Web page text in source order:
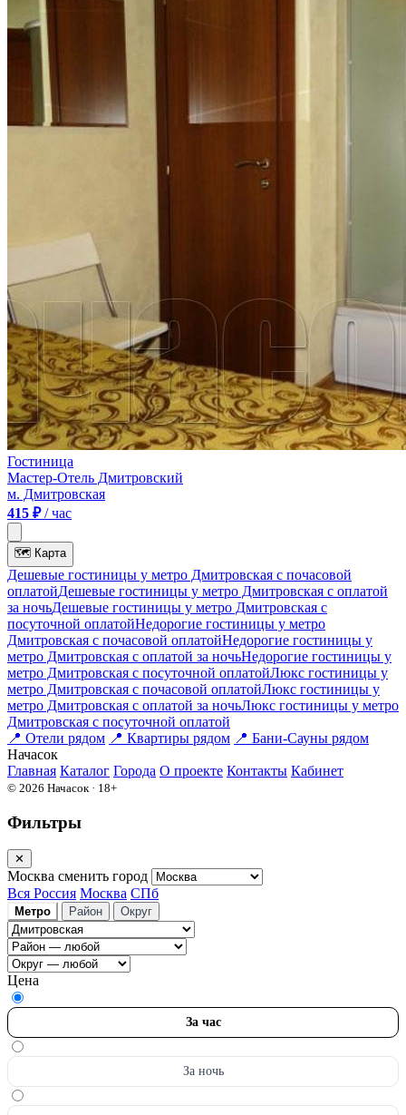
Гостиница
Мастер-Отель Дмитровский
м. Дмитровская
415 ₽/ час
🗺 Карта
Дешевые гостиницы у метро Дмитровская c почасовой
оплатойДешевые гостиницы у метро Дмитровская с оплатой
за ночьДешевые гостиницы у метро Дмитровская c
посуточной оплатойНедорогие гостиницы у метро
Дмитровская c почасовой оплатойНедорогие гостиницы у
метро Дмитровская с оплатой за ночьНедорогие гостиницы у
метро Дмитровская c посуточной оплатойЛюкс гостиницы у
метро Дмитровская c почасовой оплатойЛюкс гостиницы у
метро Дмитровская с оплатой за ночьЛюкс гостиницы у метро
Дмитровская c посуточной оплатой
📍 Отели рядом 📍 Квартиры рядом 📍 Бани-Сауны рядом
Начасок
Главная Каталог Города О проекте Контакты Кабинет
© 2026 Начасок · 18+
Фильтры
✕
Москва сменить город
Вся Россия Москва СПб
Метро Район Округ
Цена
За час
За ночь